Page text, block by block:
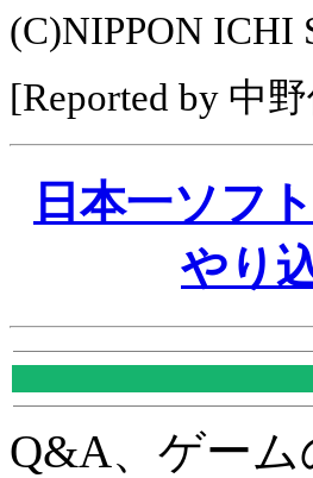
(C)NIPPON ICHI
[Reported by 中
日本一ソフ
やり
Q&A、ゲー